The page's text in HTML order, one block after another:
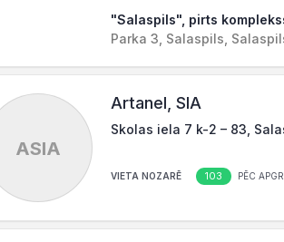
"Salaspils", pirts
Parka 3, Salaspils,
ASIA
Artanel, SIA
Skolas iela 7 k-2 – 83,
VIETA NOZARĒ 103 PĒC